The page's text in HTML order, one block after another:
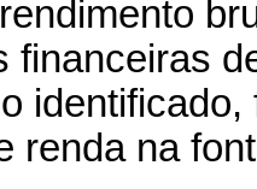
financeiras
renda na